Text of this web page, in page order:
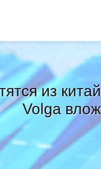
из
Volga